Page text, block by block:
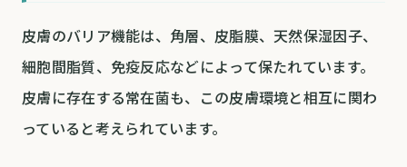
皮膚のバリア機能は、角層、皮脂膜、天然保湿因子、
細胞間脂質、免疫反応などによって保たれています。
皮膚に存在する常在菌も、この皮膚環境と相互に関わ
っていると考えられています。